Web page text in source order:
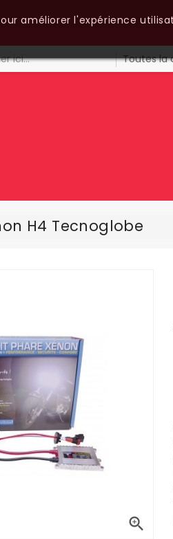
améliorer l'expérience
H4 Tecnoglobe
